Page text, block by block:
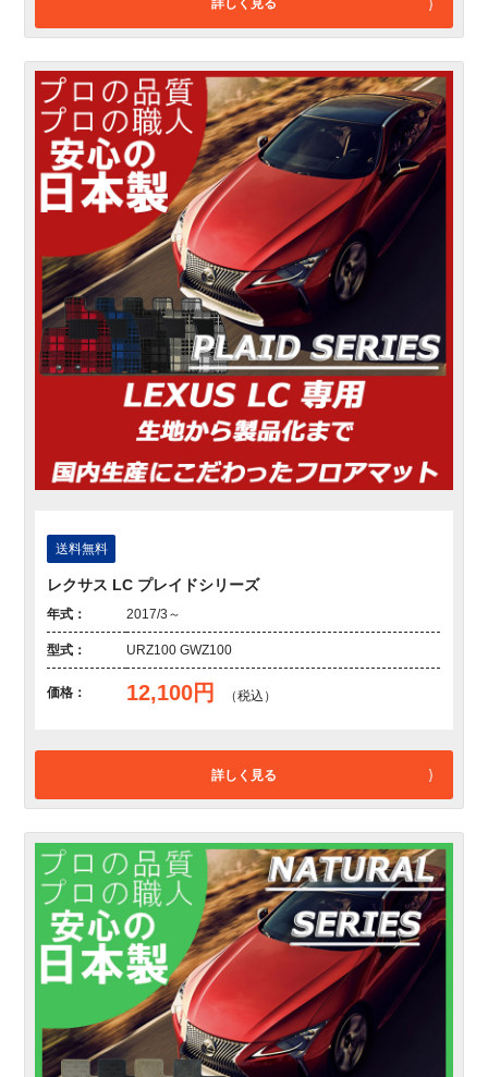
詳しく見る
送料無料
レクサス LC プレイドシリーズ
年式： 2017/3～
型式： URZ100 GWZ100
価格： 12,100円 （税込）
詳しく見る